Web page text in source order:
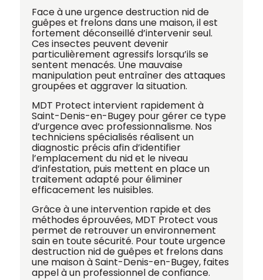
Face à une urgence destruction nid de
guêpes et frelons dans une maison, il est
fortement déconseillé d’intervenir seul.
Ces insectes peuvent devenir
particulièrement agressifs lorsqu’ils se
sentent menacés. Une mauvaise
manipulation peut entraîner des attaques
groupées et aggraver la situation.
MDT Protect intervient rapidement à
Saint-Denis-en-Bugey pour gérer ce type
d’urgence avec professionnalisme. Nos
techniciens spécialisés réalisent un
diagnostic précis afin d’identifier
l’emplacement du nid et le niveau
d’infestation, puis mettent en place un
traitement adapté pour éliminer
efficacement les nuisibles.
Grâce à une intervention rapide et des
méthodes éprouvées, MDT Protect vous
permet de retrouver un environnement
sain en toute sécurité. Pour toute urgence
destruction nid de guêpes et frelons dans
une maison à Saint-Denis-en-Bugey, faites
appel à un professionnel de confiance.